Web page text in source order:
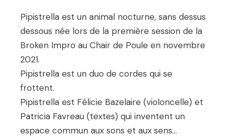
Pipistrella est un animal nocturne, sans dessus
dessous née lors de la première session de la
Broken Impro au Chair de Poule en novembre
2021.
Pipistrella est un duo de cordes qui se
frottent.
Pipistrella est Félicie Bazelaire (violoncelle) et
Patricia Favreau (textes) qui inventent un
espace commun aux sons et aux sens…